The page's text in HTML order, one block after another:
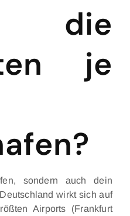
die
je
sondern auch dein
wirkt sich auf
Airports (Frankfurt